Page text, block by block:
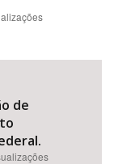
de